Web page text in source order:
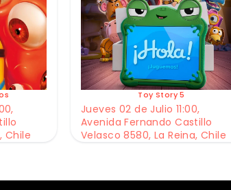
Chile
Toy Story 5
Jueves 02 de Julio 11:00,
Avenida Fernando Castillo
Velasco 8580, La Reina, Chile